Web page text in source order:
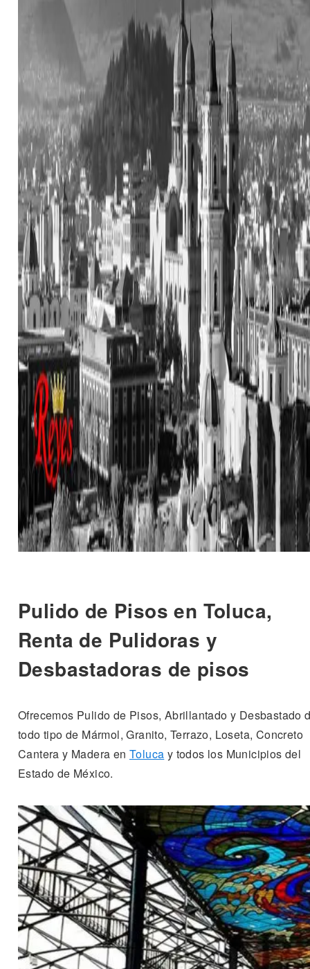
Pulido de Pisos en Toluca,
Renta de Pulidoras y
Desbastadoras de pisos
Ofrecemos Pulido de Pisos, Abrillantado y Desbastado
todo tipo de Mármol, Granito, Terrazo, Loseta, Concreto
Cantera y Madera en Toluca y todos los Municipios del
Estado de México.